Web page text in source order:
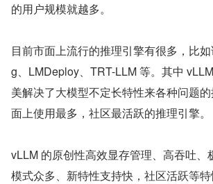
的用户规模就越多。
目前市面上流行的推理引擎有很多，比
g、LMDeploy、TRT-LLM 等。其中
美解决了大模型不定长特性来各种问题
面上使用最多，社区最活跃的推理引擎。
vLLM 的原创性高效显存管理、高吞吐、
模式众多、新特性支持快，社区活跃等